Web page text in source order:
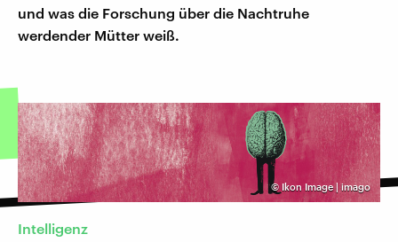
und was die Forschung über die Nachtruhe
werdender Mütter weiß.
© Ikon Image | imago
Intelligenz